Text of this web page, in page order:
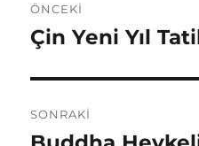
gezinmesi
ÖNCEKI
Önceki
Çin Yeni Yıl
SONRAKI
Sonraki